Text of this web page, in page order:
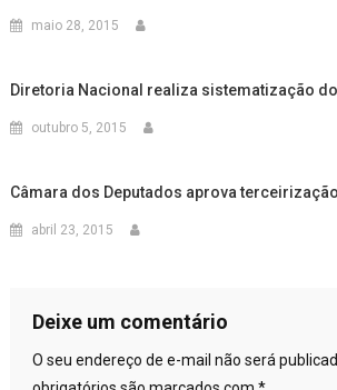
maio 28, 2015
Diretoria Nacional realiza sistematização do
outubro 5, 2015
Câmara dos Deputados aprova
abril 23, 2015
Deixe um comentário
O seu endereço de e-mail não será